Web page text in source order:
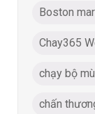
Boston
Chay365
chạy bộ
chấn